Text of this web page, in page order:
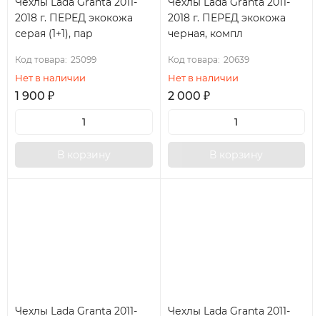
2018 г. ПЕРЕД экокожа
серая (1+1), пар
Код товара: 25099
Нет в наличии
1 900 ₽
В корзину
2018 г. ПЕРЕД экокожа
черная, компл
Код товара: 20639
Нет в наличии
2 000 ₽
В корзину
Чехлы Lada Granta 2011- Чехлы Lada Granta 2011-